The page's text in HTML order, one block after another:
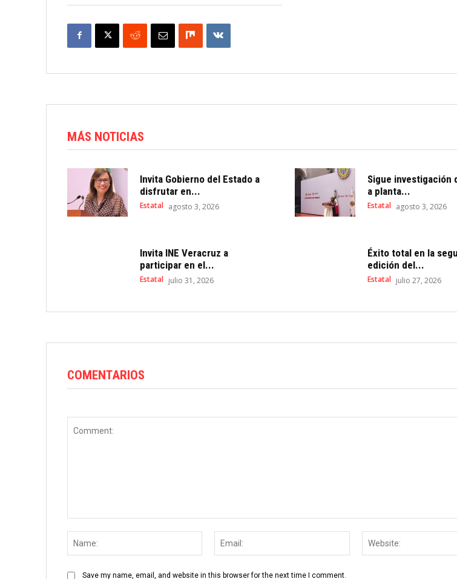
MÁS NOTICIAS
Invita Gobierno del Estado a
disfrutar en...
Estatal agosto 3, 2026
Sigue investigación
a planta...
Estatal agosto 3, 2026
Invita INE Veracruz a
participar en el...
Estatal julio 31, 2026
Éxito total en la
edición del...
Estatal julio 27, 2026
COMENTARIOS
Save my name, email, and website in this browser for the next time I comment.